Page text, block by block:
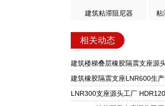
建筑粘滞阻尼器 粘
相关动态